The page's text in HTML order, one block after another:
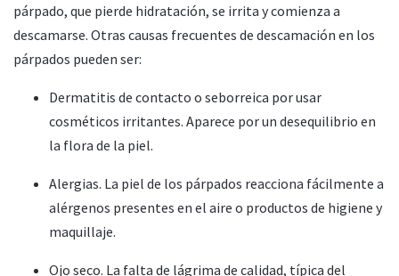
párpado, que pierde hidratación, se irrita y comienza a
descamarse. Otras causas frecuentes de descamación en los
párpados pueden ser:
Dermatitis de contacto o seborreica por usar
cosméticos irritantes. Aparece por un desequilibrio en
la flora de la piel.
Alergias. La piel de los párpados reacciona fácilmente a
alérgenos presentes en el aire o productos de higiene y
maquillaje.
Ojo seco. La falta de lágrima de calidad, típica del